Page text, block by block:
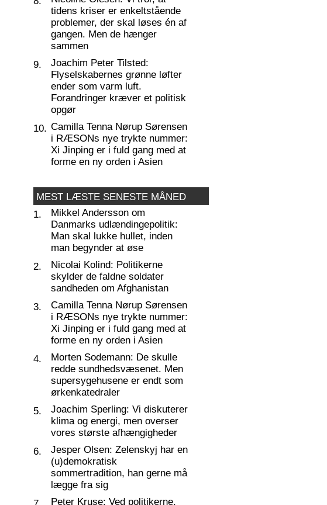
tidens kriser er enkeltstående
problemer, der skal løses én af
gangen. Men de hænger
sammen
9.
Joachim Peter Tilsted:
Flyselskabernes grønne løfter
ender som varm luft.
Forandringer kræver et politisk
opgør
10. Camilla Tenna Nørup Sørensen
i RÆSONs nye trykte nummer:
Xi Jinping er i fuld gang med at
forme en ny orden i Asien
MEST LÆSTE SENESTE MÅNED
1.
Mikkel Andersson om
Danmarks udlændingepolitik:
Man skal lukke hullet, inden
man begynder at øse
2.
Nicolai Kolind: Politikerne
skylder de faldne soldater
sandheden om Afghanistan
3.
Camilla Tenna Nørup Sørensen
i RÆSONs nye trykte nummer:
Xi Jinping er i fuld gang med at
forme en ny orden i Asien
4.
Morten Sodemann: De skulle
redde sundhedsvæsenet. Men
supersygehusene er endt som
ørkenkatedraler
5.
Joachim Sperling: Vi diskuterer
klima og energi, men overser
vores største afhængigheder
6.
Jesper Olsen: Zelenskyj har en
(u)demokratisk
sommertradition, han gerne må
lægge fra sig
Peter Kruse: Ved politikerne,